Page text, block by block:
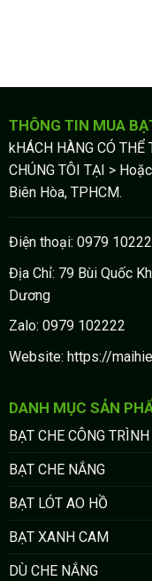
THÔNG TIN MUA
kHÁCH HÀNG CÓ
CHÚNG TÔI TẠI >
Biên Hòa, TPHCM.
Điện thoại: 0979
Địa Chỉ: 79 Bùi Quốc
Dương
Zalo: 0979 102222
Website: https://
DANH MỤC SẢN
BẠT CHE CÔNG TRÌNH
BẠT CHE NẮNG
BẠT LÓT AO HỒ
BẠT XANH CAM
DÙ CHE NẮNG